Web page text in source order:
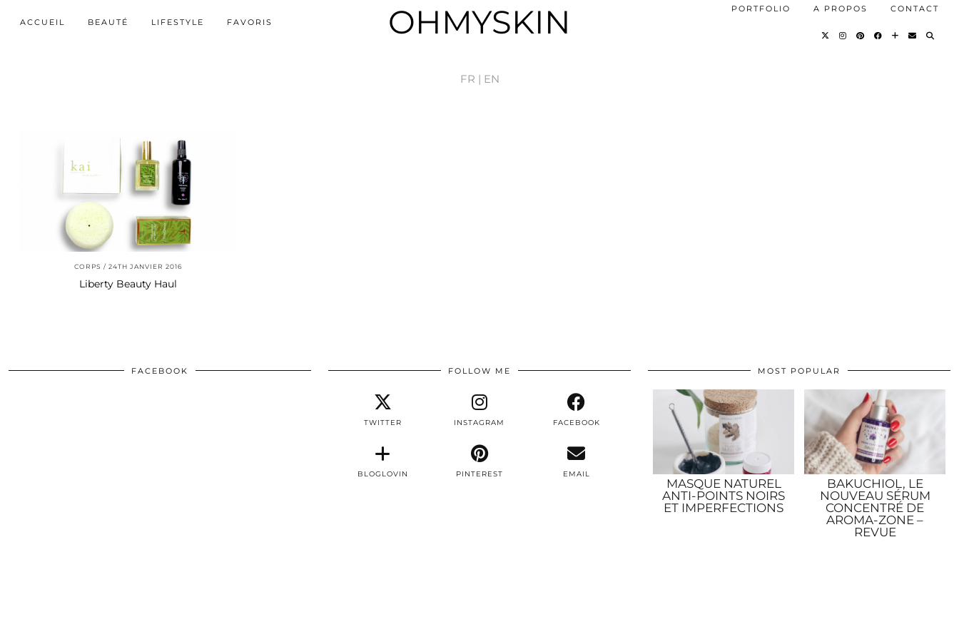
ACCUEIL BEAUTÉ LIFESTYLE FAVORIS OHMYSKIN PORTFOLIO A PROPOS CONTACT
FR | EN
CORPS 24TH JANVIER 2016
Liberty Beauty Haul
FACEBOOK FOLLOW ME
TWITTER INSTAGRAM FACEBOOK
BLOGLOVIN PINTEREST EMAIL
MOST POPULAR
MASQUE NATUREL
ANTI-POINTS NOIRS
ET IMPERFECTIONS
BAKUCHIOL, LE
NOUVEAU SÉRUM
CONCENTRÉ DE
AROMA-ZONE –
REVUE